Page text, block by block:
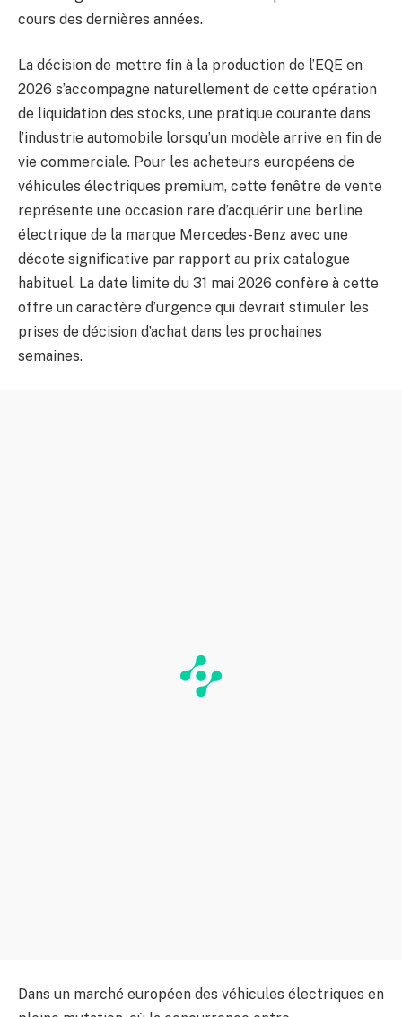
cours des dernières années.
La décision de mettre fin à la production de l’EQE en
2026 s’accompagne naturellement de cette opération
de liquidation des stocks, une pratique courante dans
l’industrie automobile lorsqu’un modèle arrive en fin de
vie commerciale. Pour les acheteurs européens de
véhicules électriques premium, cette fenêtre de vente
représente une occasion rare d’acquérir une berline
électrique de la marque Mercedes-Benz avec une
décote significative par rapport au prix catalogue
habituel. La date limite du 31 mai 2026 confère à cette
offre un caractère d’urgence qui devrait stimuler les
prises de décision d’achat dans les prochaines
semaines.
Dans un marché européen des véhicules électriques en